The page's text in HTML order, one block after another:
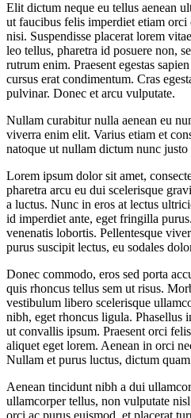
Elit dictum neque eu tellus aenean
ut faucibus felis imperdiet etiam orci
nisi. Suspendisse placerat lorem
leo tellus, pharetra id posuere non,
rutrum enim. Praesent egestas
cursus erat condimentum. Cras
pulvinar. Donec et arcu vulputate.
Nullam curabitur nulla aenean eu
viverra enim elit. Varius etiam et
natoque ut nullam dictum nunc justo
Lorem ipsum dolor sit amet,
pharetra arcu eu dui scelerisque
a luctus. Nunc in eros at lectus
id imperdiet ante, eget fringilla
venenatis lobortis. Pellentesque
purus suscipit lectus, eu sodales
Donec commodo, eros sed porta
quis rhoncus tellus sem ut risus.
vestibulum libero scelerisque
nibh, eget rhoncus ligula. Phasellus
ut convallis ipsum. Praesent orci
aliquet eget lorem. Aenean in orci
Nullam et purus luctus, dictum
Aenean tincidunt nibh a dui
ullamcorper tellus, non vulputate